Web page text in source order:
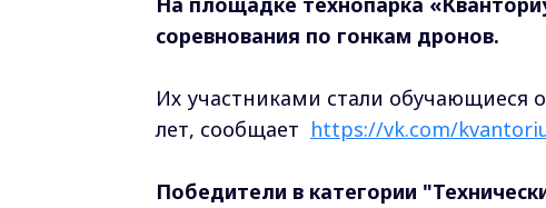
соревнования по гонкам дронов.
Их участниками стали обучающиеся
лет, сообщает https://vk.com/
Победители в категории